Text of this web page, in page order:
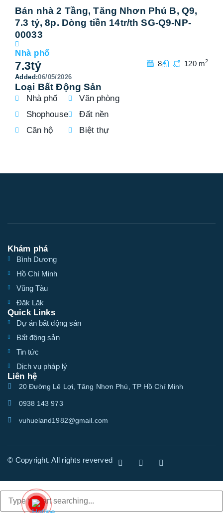
Bán nhà 2 Tầng, Tăng Nhơn Phú B, Q9,
7.3 tỷ, 8p. Dòng tiền 14tr/th SG-Q9-NP-
00033
Nhà phố
7.3tỷ 8 120 m2
Added:06/05/2026
Loại Bất Động Sản
Nhà phố
Shophouse
Căn hộ
Văn phòng
Đất nền
Biệt thự
Khám phá
Bình Dương
Hồ Chí Minh
Vũng Tàu
Đăk Lăk
Quick Links
Dự án bất động sản
Bất động sản
Tin tức
Dịch vụ pháp lý
Liên hệ
20 Đường Lê Lợi, Tăng Nhơn Phú, TP Hồ Chí Minh
0938 143 973
vuhueland1982@gmail.com
© Copyright. All rights reverved